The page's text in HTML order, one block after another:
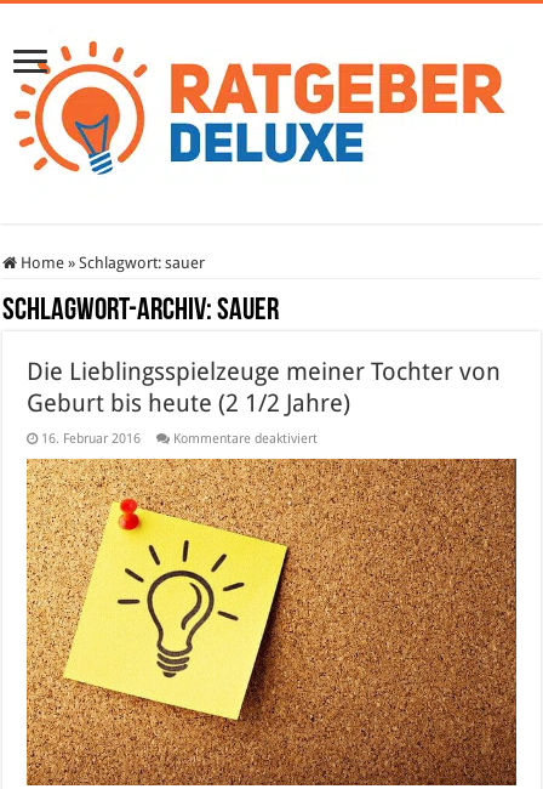
Home » Schlagwort:sauer
Schlagwort-Archiv:sauer
Die Lieblingsspielzeuge meiner Tochter von
Geburt bis heute (2 1/2 Jahre)
16. Februar 2016 Kommentare deaktiviertfür
Lieblingsspielzeuge
meiner
Tochter
von
Geburt
bis
heute
(2
1/2
Jahre)